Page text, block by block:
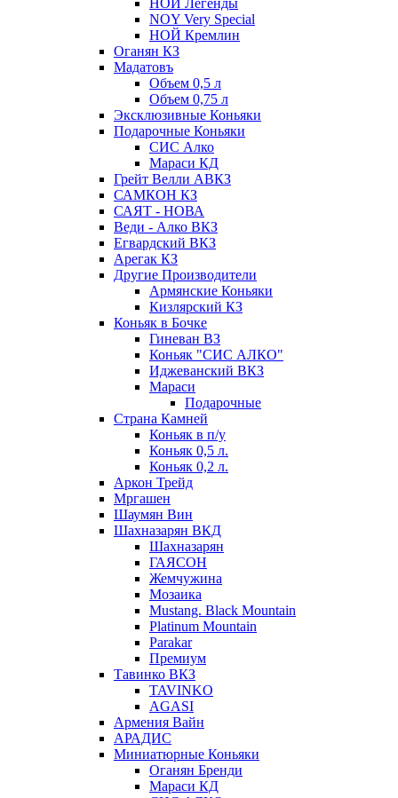
НОЙ Легенды
NOY Very Speсial
НОЙ Кремлин
Оганян КЗ
Мадатовъ
Объем 0,5 л
Объем 0,75 л
Эксклюзивные Коньяки
Подарочные Коньяки
СИС Алко
Мараси КД
Грейт Велли АВКЗ
САМКОН КЗ
САЯТ - НОВА
Веди - Алко ВКЗ
Егвардский ВКЗ
Арегак КЗ
Другие Производители
Армянские Коньяки
Кизлярский КЗ
Коньяк в Бочке
Гиневан ВЗ
Коньяк "СИС АЛКО"
Иджеванский ВКЗ
Мараси
Подарочные
Страна Камней
Коньяк в п/у
Коньяк 0,5 л.
Коньяк 0,2 л.
Аркон Трейд
Мргашен
Шаумян Вин
Шахназарян ВКД
Шахназарян
ГАЯСОН
Жемчужина
Мозаика
Mustang. Black Mountain
Platinum Mountain
Parakar
Премиум
Тавинко ВКЗ
TAVINKO
AGASI
Армения Вайн
АРАДИС
Миниатюрные Коньяки
Оганян Бренди
Мараси КД